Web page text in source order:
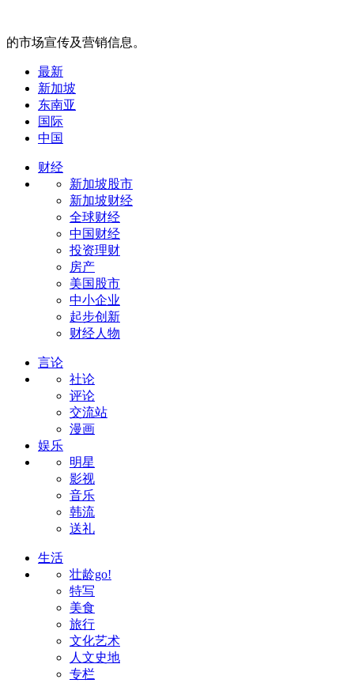
的市场宣传及营销信息。
最新
新加坡
东南亚
国际
中国
财经
新加坡股市
新加坡财经
全球财经
中国财经
投资理财
房产
美国股市
中小企业
起步创新
财经人物
言论
社论
评论
交流站
漫画
娱乐
明星
影视
音乐
韩流
送礼
生活
壮龄go!
特写
美食
旅行
文化艺术
人文史地
专栏